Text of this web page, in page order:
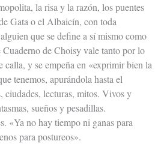
la risa y la razón, los puentes
Gata o el Albaicín, con toda
que se define a sí mismo como
Cuaderno de Choisy vale tanto por lo
calla, y se empeña en «exprimir bien la
tenemos, apurándola hasta el
ciudades, lecturas, mitos. Vivos y
sueños y pesadillas.
«Ya no hay tiempo ni ganas para
para postureos».